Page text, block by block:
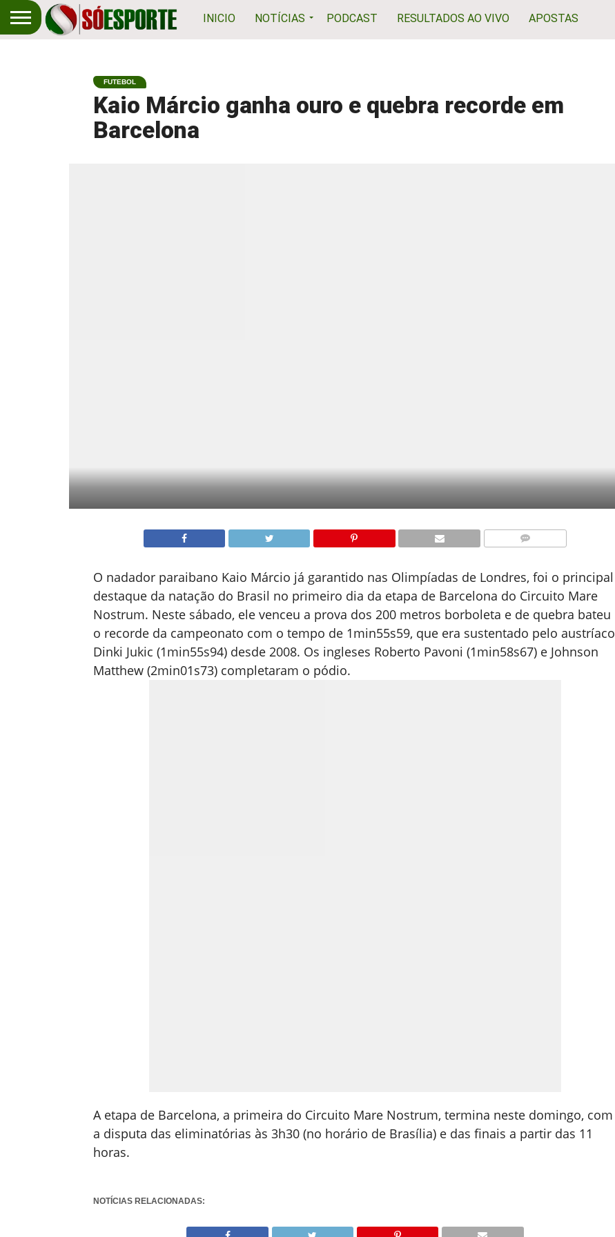
INICIO NOTÍCIAS PODCAST RESULTADOS AO VIVO APOSTAS
FUTEBOL
Kaio Márcio ganha ouro e quebra recorde em
Barcelona
O nadador paraibano Kaio Márcio já garantido nas Olimpíadas de Londres, foi o principal
destaque da natação do Brasil no primeiro dia da etapa de Barcelona do Circuito Mare
Nostrum. Neste sábado, ele venceu a prova dos 200 metros borboleta e de quebra bateu
o recorde da campeonato com o tempo de 1min55s59, que era sustentado pelo austríaco
Dinki Jukic (1min55s94) desde 2008. Os ingleses Roberto Pavoni (1min58s67) e Johnson
Matthew (2min01s73) completaram o pódio.
A etapa de Barcelona, a primeira do Circuito Mare Nostrum, termina neste domingo, com
a disputa das eliminatórias às 3h30 (no horário de Brasília) e das finais a partir das 11
horas.
NOTÍCIAS RELACIONADAS: